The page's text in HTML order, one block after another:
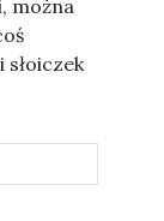
można
słoiczek